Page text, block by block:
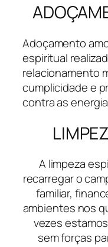
Adoçamento
espiritual
relacionamento
cumplicidade e
contra as
A limpeza
recarregar o
familiar,
ambientes nos
vezes
sem forças